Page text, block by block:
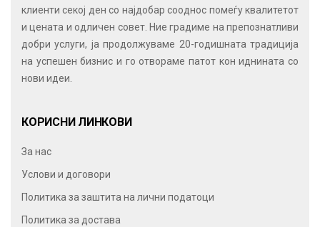
клиенти секој ден со најдобар сооднос помеѓу квалитетот
и цената и одличен совет. Ние градиме на препознатливи
добри услуги, ја продолжуваме 20-годишната традиција
на успешен бизнис и го отвораме патот кон иднината со
нови идеи.
КОРИСНИ ЛИНКОВИ
За нас
Услови и договори
Политика за заштита на лични податоци
Политика за достава